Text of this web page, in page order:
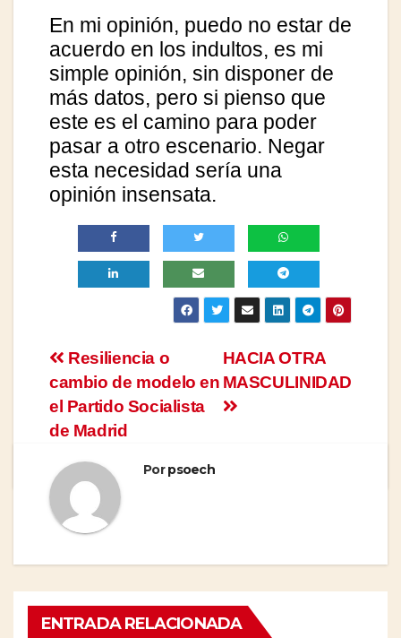
En mi opinión, puedo no estar de
acuerdo en los indultos, es mi
simple opinión, sin disponer de
más datos, pero si pienso que
este es el camino para poder
pasar a otro escenario. Negar
esta necesidad sería una
opinión insensata.
Navegación
de
entradas
HACIA OTRA
MASCULINIDAD
Resiliencia o
cambio de modelo en
el Partido Socialista
de Madrid
Porpsoech
ENTRADA RELACIONADA